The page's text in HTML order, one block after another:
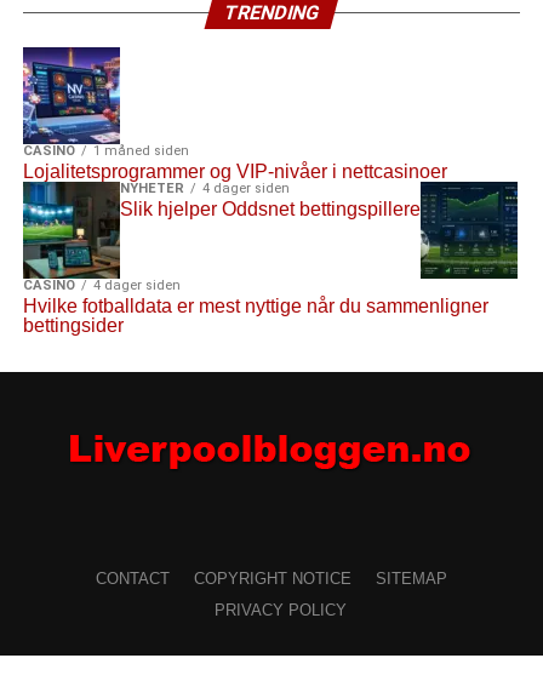
TRENDING
CASINO 1 måned siden
Lojalitetsprogrammer og VIP-nivåer i nettcasinoer
NYHETER 4 dager siden
Slik hjelper Oddsnet bettingspillere
CASINO 4 dager siden
Hvilke fotballdata er mest nyttige når du sammenligner
bettingsider
CONTACT COPYRIGHT NOTICE
SITEMAP
PRIVACY POLICY